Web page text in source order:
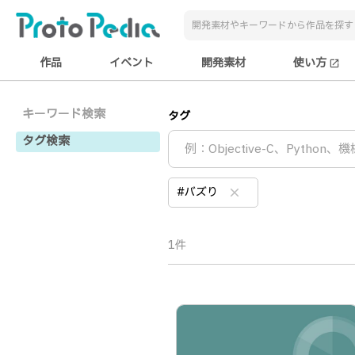
作品 イベント 開発素材 使い方 open_in_new
キーワード検索
タグ検索
タグ
#バズり clear
1件